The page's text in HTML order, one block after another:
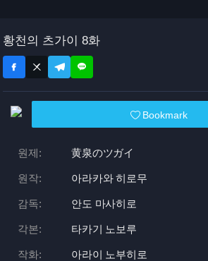
황천의 츠가이 8화
Bookmark
원제: 黄泉のツガイ
원작: 아라카와 히로무
감독: 안도 마사히로
각본: 타카기 노보루
작화: 아라이 노부히로